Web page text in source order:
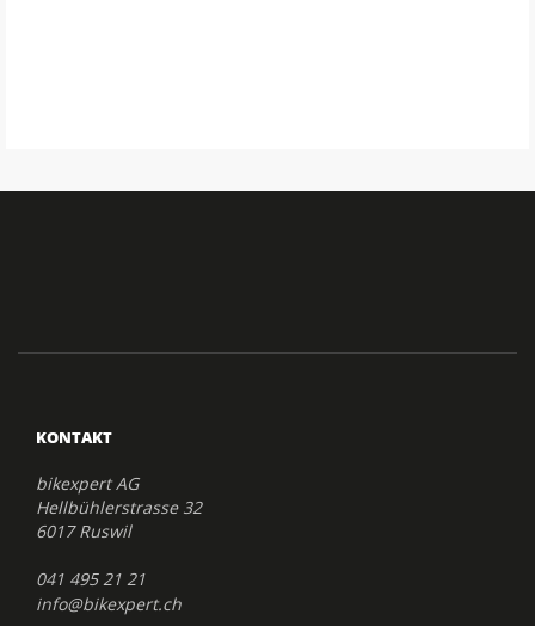
KONTAKT
bikexpert AG
Hellbühlerstrasse 32
6017 Ruswil
041 495 21 21
info@bikexpert.ch